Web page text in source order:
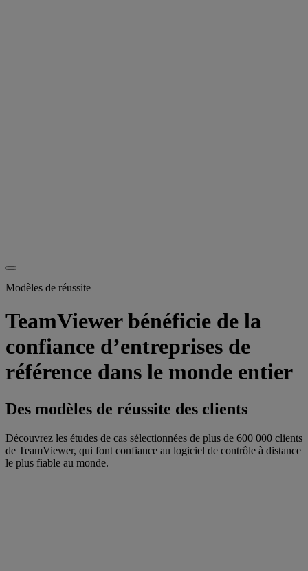
Modèles de réussite
TeamViewer bénéficie de la
confiance d’entreprises de
référence dans le monde entier
Des modèles de réussite des clients
Découvrez les études de cas sélectionnées de plus de 600 000 clients
de TeamViewer, qui font confiance au logiciel de contrôle à distance
le plus fiable au monde.